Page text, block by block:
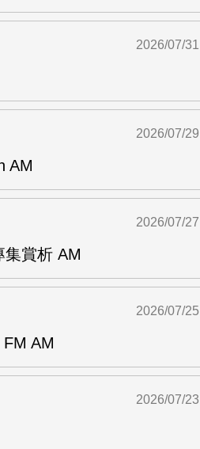
2026/07/31
AM
2026/07/29
集賞析 AM
2026/07/27
AM
2026/07/25
2026/07/23